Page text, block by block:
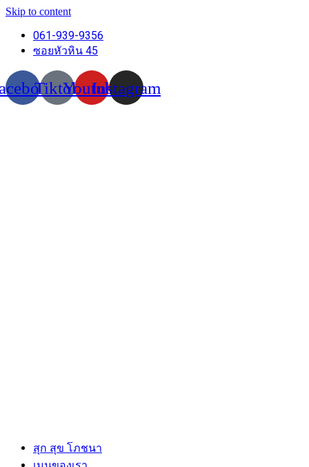
Skip to content
061-939-9356
ซอยหัวหิน 45
TiktokYoutubeInstagram
สุก สุข โภชนา